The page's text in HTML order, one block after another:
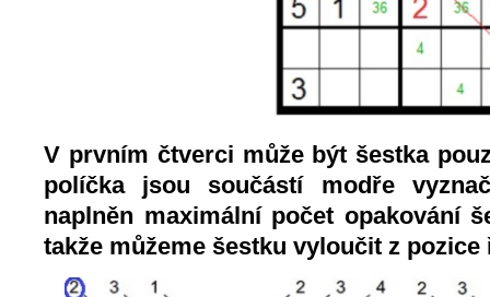
V prvním čtverci může být šestka
políčka jsou součástí modře
naplněn maximální počet opakování
takže můžeme šestku vyloučit z